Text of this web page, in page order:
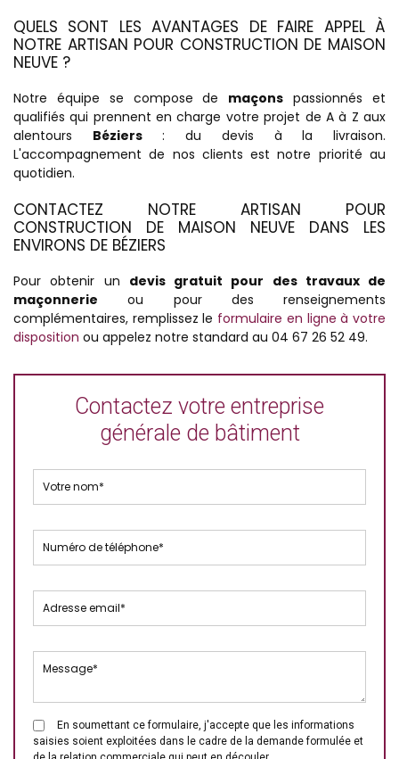
QUELS SONT LES AVANTAGES DE FAIRE APPEL À
NOTRE ARTISAN POUR CONSTRUCTION DE MAISON
NEUVE ?
Notre équipe se compose de maçons passionnés et
qualifiés qui prennent en charge votre projet de A à Z aux
alentours Béziers: du devis à la livraison.
L'accompagnement de nos clients est notre priorité au
quotidien.
CONTACTEZ NOTRE ARTISAN POUR
CONSTRUCTION DE MAISON NEUVE DANS LES
ENVIRONS DE BÉZIERS
Pour obtenir un devis gratuit pour des travaux de
maçonnerie ou pour des renseignements
complémentaires, remplissez le formulaire en ligne à votre
disposition ou appelez notre standard au 04 67 26 52 49.
Contactez votre entreprise
générale de bâtiment
En soumettant ce formulaire, j'accepte que les informations
saisies soient exploitées dans le cadre de la demande formulée et